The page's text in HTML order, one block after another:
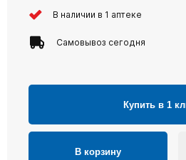
В наличии в 1 аптеке
Самовывоз сегодня
Купить в 1
В корзину